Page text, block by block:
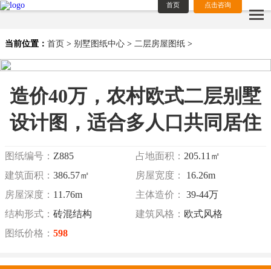
首页 点击咨询
当前位置： 首页 > 别墅图纸中心 > 二层房屋图纸 >
造价40万，农村欧式二层别墅
设计图，适合多人口共同居住
图纸编号： Z885 占地面积： 205.11㎡
建筑面积： 386.57㎡ 房屋宽度：
16.26m
房屋深度： 11.76m 主体造价：
39-44万
结构形式： 砖混结构 建筑风格： 欧式风格
图纸价格： 598